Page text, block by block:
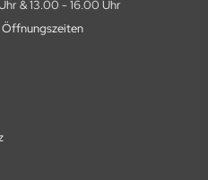
& 13.00 - 16.00 Uhr
Öffnungszeiten